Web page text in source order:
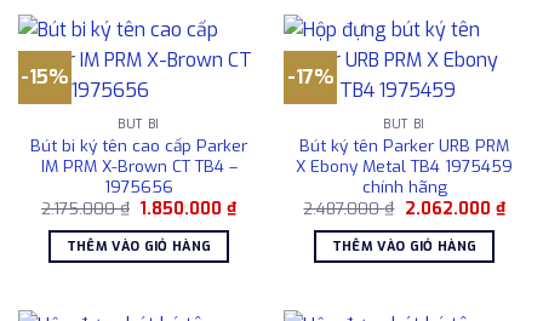
-15%
BÚT BI
Bút bi ký tên cao cấp Parker
IM PRM X-Brown CT TB4 –
1975656
2.175.000₫ Giá
là:
2.175.000 ₫.
1.850.000₫Giá
hiện
1.850.000 ₫.
THÊM VÀO GIỎ HÀNG
-17%
BÚT BI
Bút ký tên Parker URB PRM
X Ebony Metal TB4 1975459
chính hãng
2.487.000₫ Giá
là:
2.487.000 ₫.
2.062.000 ₫Giá
hiện
THÊM VÀO GIỎ HÀNG